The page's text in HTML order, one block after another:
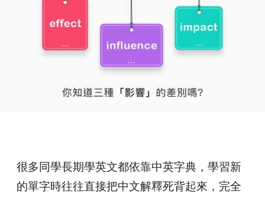
很多同學長期學英文都依靠中英字典，學習新
的單字時往往直接把中文解釋死背起來，完全